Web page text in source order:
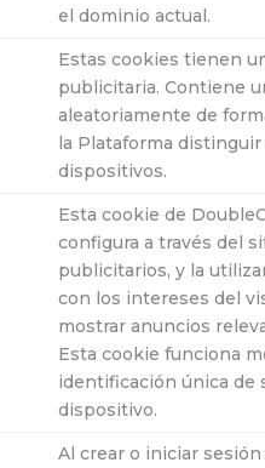
el dominio actual.
Estas cookies tienen
publicitaria. Contiene
aleatoriamente de
la Plataforma
dispositivos.
Esta cookie de
configura a través del
publicitarios, y la
con los intereses del
mostrar anuncios
Esta cookie funciona
identificación única de
dispositivo.
Al crear o iniciar